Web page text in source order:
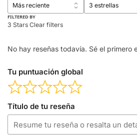
FILTERED BY
3 Stars Clear filters
No hay reseñas todavía. Sé el primero
Tu puntuación global
Título de tu reseña